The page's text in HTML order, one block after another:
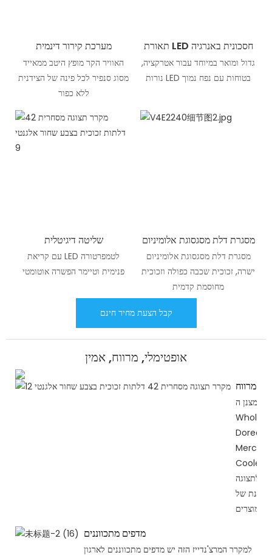
מערכת קירור דינמית
האוויר הקר מופץ היטב ממאייד
מסוג סנפיר לכל פינה של הצידנית
ללא כפור
תאורת LED חסכונית באנרגיה
גדול ומואר במיוחד עבור אטרקציה,
נורות LED בטוחות עם נפח נמוך
שליטה דיגיטלית
עם קריאת LED לטמפרטורה
פנימית וטיימר הפשרה אוטומטי
מסגרת דלת מסגסוגת אלומיניום
מסגרת דלת מסגסוגת אלומיניום
ישרה, זכוכית שכבה כפולה וזכוכית
מחוסמת קדמית
קבל הצעת מחיר חינם
אופטימלי, מרווח, אמין
מרווח
מצנן ה-Apex
Dored
Cooler מספק
לתצוגה
מגוונת של
מדפים מתכווננים
למקרר המרצ'נדייז הזה יש מדפים מתכווננים לארגון